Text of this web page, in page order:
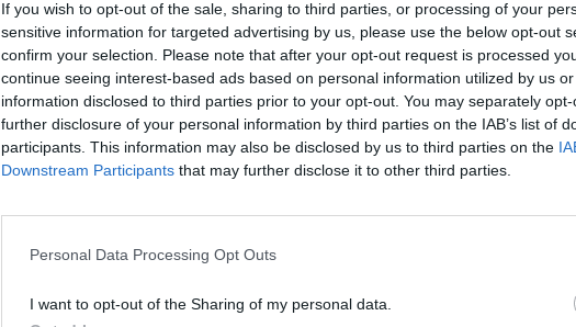
If you wish to opt-out of the sale, sharing to third parties, or processing of your
sensitive information for targeted advertising by us, please use the below opt-out
confirm your selection. Please note that after your opt-out request is processed
continue seeing interest-based ads based on personal information utilized by us
information disclosed to third parties prior to your opt-out. You may separately
further disclosure of your personal information by third parties on the IAB’s list of
participants. This information may also be disclosed by us to third parties on the
Downstream Participants that may further disclose it to other third parties.
Personal Data Processing Opt Outs
I want to opt-out of the Sharing of my personal data.
PODRÓŻNI SKORZYSTAJĄ Z
UDOGODNIENIA